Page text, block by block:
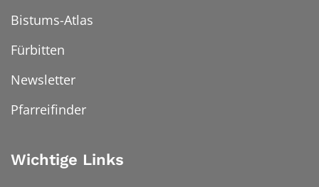
Bistums-Atlas
Fürbitten
Newsletter
Pfarreifinder
Wichtige Links